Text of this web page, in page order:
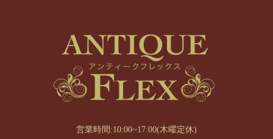
営業時間:10:00~17:00(木曜定休)